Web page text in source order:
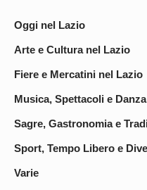
Oggi nel Lazio
Arte e Cultura nel Lazio
Fiere e Mercatini nel Lazio
Musica, Spettacoli e
Sagre, Gastronomia e
Sport, Tempo Libero e
Varie